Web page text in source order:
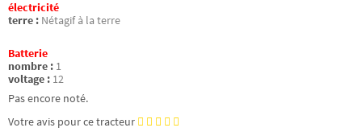
électricité
terre : Nétagif à la terre
Batterie
nombre : 1
voltage : 12
Pas encore noté.
Votre avis pour ce tracteur